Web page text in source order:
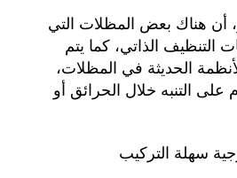
أن هناك بعض المظلات التي
التنظيف الذاتي، كما يتم
الحديثة في المظلات،
التنبه خلال الحرائق أو
سهلة التركيب